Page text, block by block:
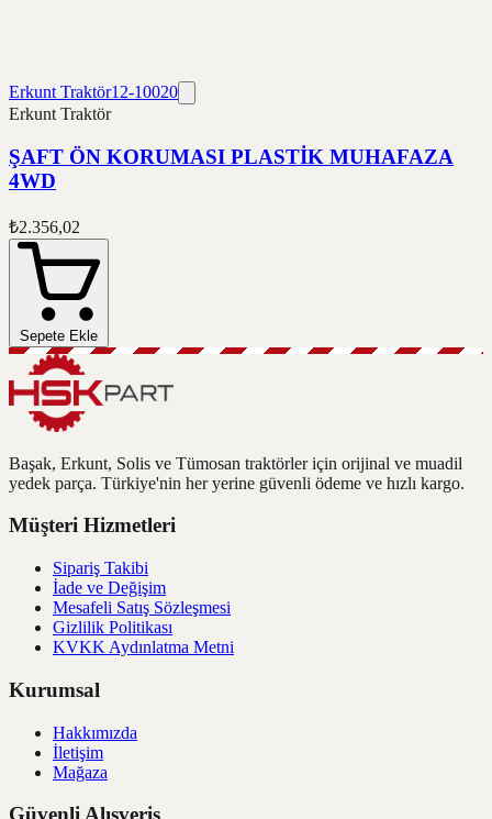
Erkunt Traktör12-10020
Erkunt Traktör
ŞAFT ÖN KORUMASI PLASTİK MUHAFAZA
4WD
₺2.356,02
Sepete Ekle
Başak, Erkunt, Solis ve Tümosan traktörler için orijinal ve muadil
yedek parça. Türkiye'nin her yerine güvenli ödeme ve hızlı kargo.
Müşteri Hizmetleri
Sipariş Takibi
İade ve Değişim
Mesafeli Satış Sözleşmesi
Gizlilik Politikası
KVKK Aydınlatma Metni
Kurumsal
Hakkımızda
İletişim
Mağaza
Güvenli Alışveriş